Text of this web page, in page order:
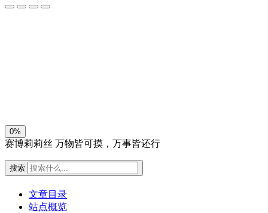
0%
赛博莉莉丝 万物皆可摸，万事皆还行
搜索
文章目录
站点概览